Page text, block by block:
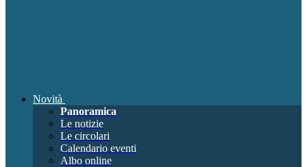
Novità
Panoramica
Le notizie
Le circolari
Calendario eventi
Albo online